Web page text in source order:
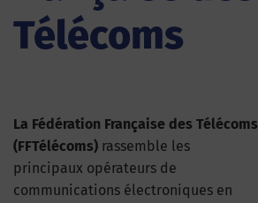
Télécoms
La Fédération Française des Télécoms
(FFTélécoms) rassemble les
principaux opérateurs de
communications électroniques en